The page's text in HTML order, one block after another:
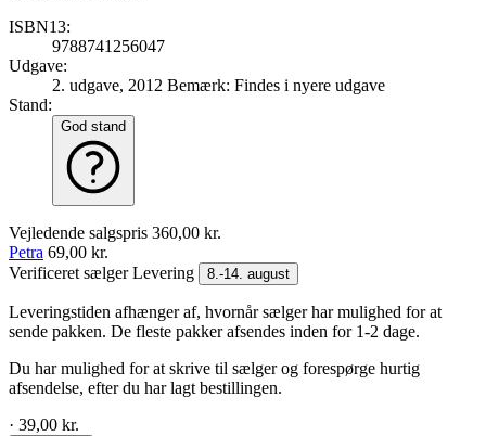
ISBN13:
9788741256047
Udgave:
2. udgave, 2012 Bemærk: Findes i nyere udgave
Stand:
God stand
Vejledende salgspris 360,00 kr.
Petra 69,00 kr.
Verificeret sælgerLevering 8.-14. august
Leveringstiden afhænger af, hvornår sælger har mulighed for at
sende pakken. De fleste pakker afsendes inden for 1-2 dage.
Du har mulighed for at skrive til sælger og forespørge hurtig
afsendelse, efter du har lagt bestillingen.
· 39,00 kr.